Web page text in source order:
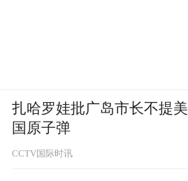
扎哈罗娃批广岛市长不提美
国原子弹
CCTV国际时讯